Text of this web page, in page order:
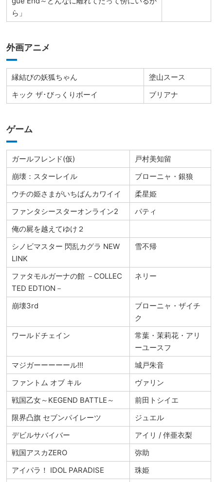
ら」
外画アニメ
縁結びの妖狐ちゃん
塗山スース
キック ザ･びっくりボーイ
ブリアナ
ゲーム
ガールフレンド(仮)
戸村美知留
崩壊：スターレイル
ブローニャ・銀狼
ウチの姫さまがいちばんカワイイ
柔星姫
ファンタシースターオンライン2
パティ
俺の屍を越えてゆけ２
シノビマスター 閃乱カグラ NEW
LINK
雪不帰
ファタモルガーナの館 －COLLEC
TED EDTION－
ネリー
崩壊3rd
ブローニャ・ザイチ
ク
ワールドチェイン
常葉・茉莉花・アリ
ーユースフ
マジガーーーーール!!!
城戸朱音
ファントム オブ キル
ヴァリン
戦国乙女～KEGEND BATTLE～
前田トシイエ
限界凸旗 セブンパイレーツ
ジュエル
デビルサバイバー
アイリ / 伴亜衣梨
戦国アスカZERO
弥助
アイパラ！ IDOL PARADISE
珠姫